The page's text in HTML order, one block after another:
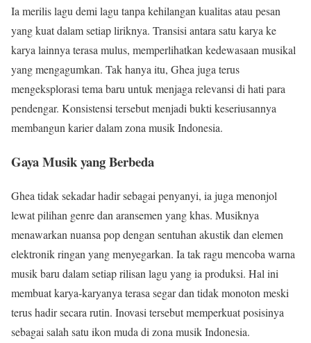
Ia merilis lagu demi lagu tanpa kehilangan kualitas atau pesan
yang kuat dalam setiap liriknya. Transisi antara satu karya ke
karya lainnya terasa mulus, memperlihatkan kedewasaan musikal
yang mengagumkan. Tak hanya itu, Ghea juga terus
mengeksplorasi tema baru untuk menjaga relevansi di hati para
pendengar. Konsistensi tersebut menjadi bukti keseriusannya
membangun karier dalam zona musik Indonesia.
Gaya Musik yang Berbeda
Ghea tidak sekadar hadir sebagai penyanyi, ia juga menonjol
lewat pilihan genre dan aransemen yang khas. Musiknya
menawarkan nuansa pop dengan sentuhan akustik dan elemen
elektronik ringan yang menyegarkan. Ia tak ragu mencoba warna
musik baru dalam setiap rilisan lagu yang ia produksi. Hal ini
membuat karya-karyanya terasa segar dan tidak monoton meski
terus hadir secara rutin. Inovasi tersebut memperkuat posisinya
sebagai salah satu ikon muda di zona musik Indonesia.